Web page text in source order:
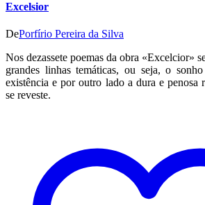
Excelsior
DePorfírio Pereira da Silva
Nos dezassete poemas da obra «Excelcior»
grandes linhas temáticas, ou seja, o
existência e por outro lado a dura e penosa
se reveste.